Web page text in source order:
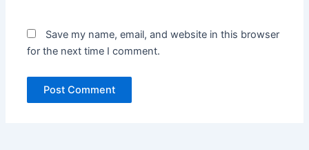
Save my name, email, and website in this browser
for the next time I comment.